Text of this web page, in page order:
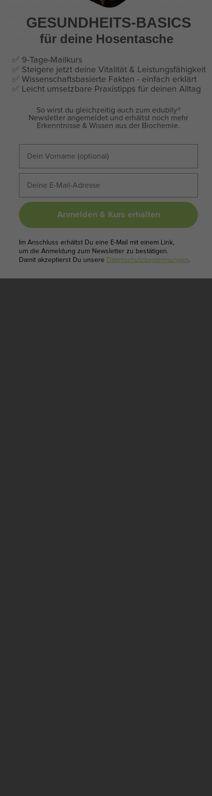
Häufig wird über sie geschrieben und in etwa weiß
damit anzufangen. Dennoch ist sie recht schwammig definiert
in Forschung und Klinik würde man sich eine Konkretisierung
wünschen…
GESUNDHEITS-BASICS
für deine Hosentasche
✅ 9-Tage-Mailkurs
✅ Steigere jetzt deine Vitalität & Leistungsfähigkeit
✅ Wissenschaftsbasierte Fakten - einfach erklärt
✅ Leicht umsetzbare Praxistipps für deinen Alltag
So wirst du gleichzeitig auch zum edubily®
Newsletter angemeldet und erhältst noch mehr
Erkenntnisse & Wissen aus der Biochemie.
Anmelden & Kurs erhalten
Im Anschluss erhältst Du eine E-Mail mit einem Link,
um die Anmeldung zum Newsletter zu bestätigen.
Damit akzeptierst Du unsere Datenschutzbestimmungen.